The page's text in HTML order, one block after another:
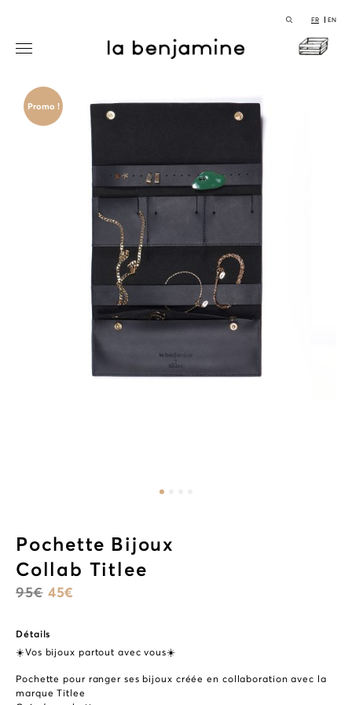
FR EN
Promo !
Pochette Bijoux
Collab Titlee
95€ 45€
Détails
☀️Vos bijoux partout avec vous☀️
Pochette pour ranger ses bijoux créée en collaboration avec la
marque Titlee